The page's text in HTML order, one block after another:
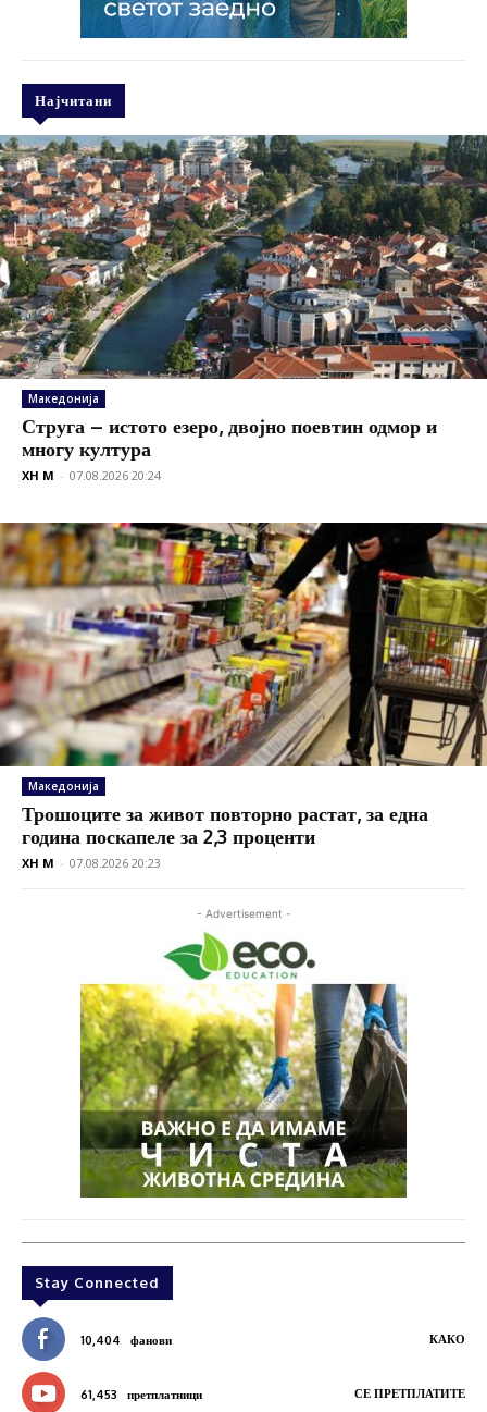
Најчитани
Македонија
Струга – истото езеро, двојно поевтин одмор и
многу култура
XH M - 07.08.2026 20:24
Македонија
Трошоците за живот повторно растат, за една
година поскапеле за 2,3 проценти
XH M - 07.08.2026 20:23
- Advertisement -
Stay Connected
10,404 фанови КАКО
61,453 претплатници СЕ ПРЕТПЛАТИТЕ